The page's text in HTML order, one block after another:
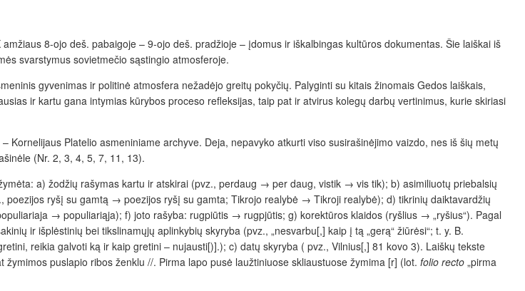
8-ojo deš. pabaigoje – 9-ojo deš. pradžioje – įdomus ir iškalbingas kultūros dokumentas. Šie laiškai iš
svarstymus sovietmečio sąstingio atmosferoje.
gyvenimas ir politinė atmosfera nežadėjo greitų pokyčių. Palyginti su kitais žinomais Gedos laiškais,
ir kartu gana intymias kūrybos proceso refleksijas, taip pat ir atvirus kolegų darbų vertinimus, kurie skiriasi
Platelio asmeniniame archyve. Deja, nepavyko atkurti viso susirašinėjimo vaizdo, nes iš šių metų
(Nr. 2, 3, 4, 5, 7, 11, 13).
a) žodžių rašymas kartu ir atskirai (pvz., perdaug → per daug, vistik → vis tik); b) asimiliuotų priebalsių
ryšį su gamtą → poezijos ryšį su gamta; Tikrojo realybė → Tikroji realybė); d) tikrinių daiktavardžių
→ populiariąja); f) joto rašyba: rugpiūtis → rugpjūtis; g) korektūros klaidos (ryšlius → „ryšius“). Pagal
ir išplėstinių bei tikslinamųjų aplinkybių skyryba (pvz., „nesvarbu[,] kaip į tą „gerą“ žiūrėsi“; t. y. B.
reikia galvoti ką ir kaip gretini – nujausti[)].); c) datų skyryba ( pvz., Vilnius[,] 81 kovo 3). Laiškų tekste
puslapio ribos ženklu //. Pirma lapo pusė laužtiniuose skliaustuose žymima [r] (lot. folio recto „pirma